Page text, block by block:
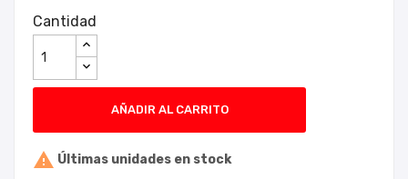
Cantidad
AÑADIR AL CARRITO
 Últimas unidades en stock